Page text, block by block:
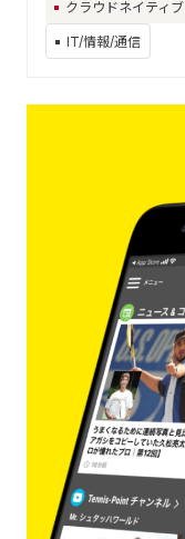
クラウドネイティブ
IT/情報/通信